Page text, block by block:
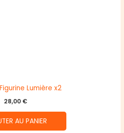
Lumière x2
28,00 €
AU PANIER